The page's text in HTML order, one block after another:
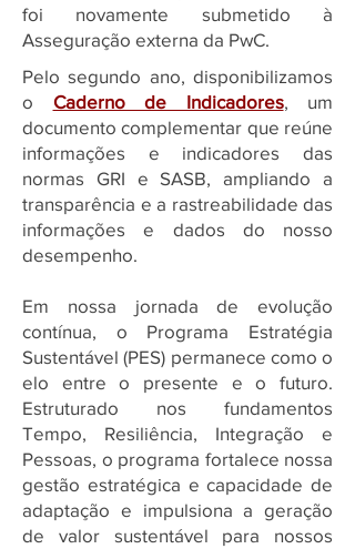
foi novamente submetido à
Asseguração externa da PwC.
Pelo segundo ano, disponibilizamos
o Caderno de Indicadores, um
documento complementar que reúne
informações e indicadores das
normas GRI e SASB, ampliando a
transparência e a rastreabilidade das
informações e dados do nosso
desempenho.
Em nossa jornada de evolução
contínua, o Programa Estratégia
Sustentável (PES) permanece como o
elo entre o presente e o futuro.
Estruturado nos fundamentos
Tempo, Resiliência, Integração e
Pessoas, o programa fortalece nossa
gestão estratégica e capacidade de
adaptação e impulsiona a geração
de valor sustentável para nossos